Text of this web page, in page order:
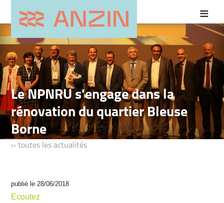
Le NPNRU s'engage dans la
rénovation du quartier Bleuse
Borne
‹‹ toutes les actualités
publié le 28/06/2018
Ecoutez